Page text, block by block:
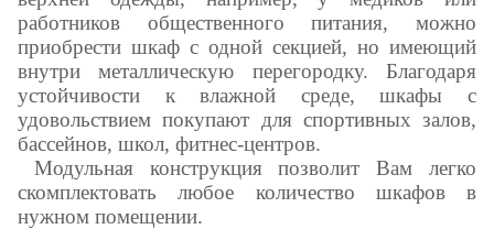
работников общественного питания, можно
приобрести шкаф с одной секцией, но имеющий
внутри металлическую перегородку. Благодаря
устойчивости к влажной среде, шкафы с
удовольствием покупают для спортивных залов,
бассейнов, школ, фитнес-центров.
Модульная конструкция позволит Вам легко
скомплектовать любое количество шкафов в
нужном помещении.